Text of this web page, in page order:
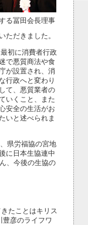
る冨田会長理事
だきました。
初に消費者行政
で悪質商法や食
が設置され、消
行政へと変わり
て、悪質業者の
いくこと、また
安全の生活がお
いと述べられま
県労福協の宮地
に日本生協連中
、今後の生協の
たことはキリス
豊彦のライフワ